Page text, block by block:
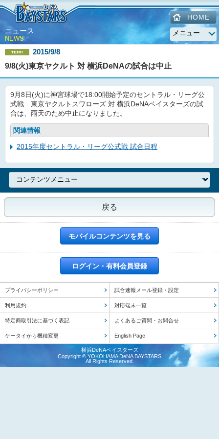
HOME
ニュース
NEWS
2015/9/8
9/8(火)東京ヤクルト 対 横浜DeNAの試合は中止
9月8日(火)に神宮球場で18:00開始予定のセントラル・リーグ公
式戦 東京ヤクルトスワローズ 対 横浜DeNAベイスターズの試
合は、雨天のため中止になりました。
関連情報
2015年度セントラル・リーグ公式戦 試合日程
戻る
モバイルコンテンツを見る
ログイン・有料会員登録
プライバシーポリシー 試合速報メール登録・設定
利用規約 対応端末一覧
特定商取引法に基づく表記 よくあるご質問・お問合せ
ケータイから機種変更 English Page
横浜DeNAベイスターズ
Copyright © YOKOHAMA DeNA BAYSTARS
All Rights Reserved.